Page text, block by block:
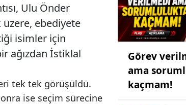
Ulu Önder
ebediyete
isimler için
ağızdan İstiklal
tek tek görüşüldü.
ise seçim sürecine
Görev
ama
kaçmam!